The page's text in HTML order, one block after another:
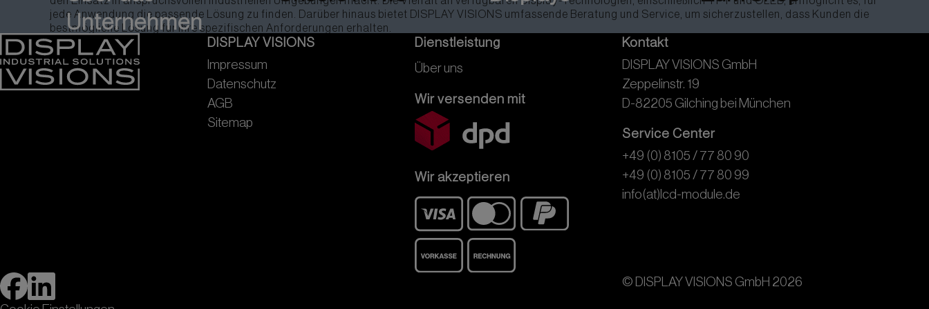
jede Anwendung die passende Lösung zu finden. Darüber hinaus bietet DISPLAY VISIONS umfassende Beratung und Service, um sicherzustellen, dass Kunden die
bestmögliche Lösung für ihre spezifischen Anforderungen erhalten.
Unternehmen
DISPLAY VISIONS
Impressum
Datenschutz
AGB
Sitemap
Dienstleistung
Über uns
Wir versenden mit
Wir akzeptieren
Kontakt
DISPLAY VISIONS GmbH
Zeppelinstr. 19
D-82205 Gilching bei München
Service Center
+49 (0) 8105 / 77 80 90
+49 (0) 8105 / 77 80 99
info(at)lcd-module.de
© DISPLAY VISIONS GmbH 2026